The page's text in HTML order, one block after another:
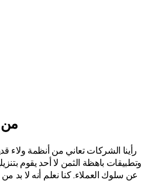
من
رأينا الشركات تعاني من أنظمة ولاء
وتطبيقات باهظة الثمن لا أحد يقوم
عن سلوك العملاء. كنا نعلم أنه لا بد